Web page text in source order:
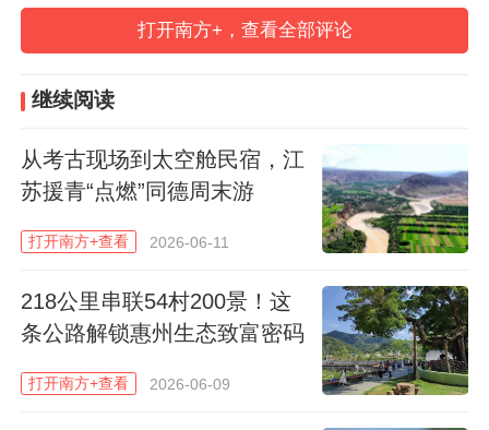
“陕西佛坪国家级自然保护区管理局累计投资
2000余万元，帮助社区修路、建桥、建学
坪国家级自然保护区管理局正高级工程师何
祥博介绍道。
依托生态资源禀赋，自然教育研学项目成为
了当地最受欢迎的产品之一。何祥博告诉记
者，在大古坪村，只有暑期会开放自然教育
研学，因为在此期间，大熊猫会前往高海拔
的地方，游客人流增加才不会打扰它们正常
生活。
打开南方+，查看全部评论
继续阅读
从考古现场到太空舱民宿，江
苏援青“点燃”同德周末游
打开南方+查看 2026-06-11
218公里串联54村200景！这
条公路解锁惠州生态致富密码
打开南方+查看 2026-06-09